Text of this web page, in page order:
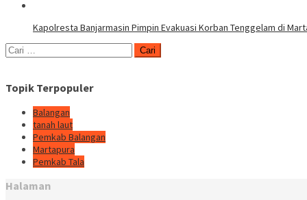
Kapolresta Banjarmasin Pimpin Evakuasi Korban Tenggelam di
Cari
untuk:
Topik Terpopuler
Balangan
tanah laut
Pemkab Balangan
Martapura
Pemkab Tala
Halaman